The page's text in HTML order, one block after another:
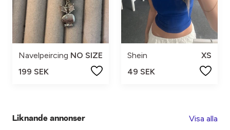
Navelpeircing NO SIZE
199 SEK
Shein
XS
49 SEK
Liknande annonser Visa alla